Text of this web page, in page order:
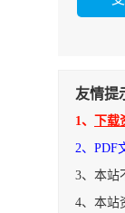
友情提
1、
下
2、PDF
3、本站
4、本站